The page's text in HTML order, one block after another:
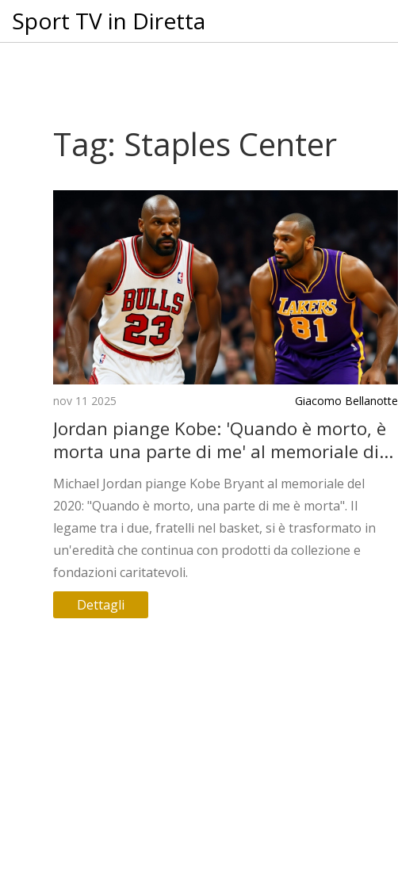
Sport TV in Diretta
Tag: Staples Center
nov 11 2025 Giacomo Bellanotte
Jordan piange Kobe: 'Quando è morto, è
morta una parte di me' al memoriale di
Los Angeles
Michael Jordan piange Kobe Bryant al memoriale del
2020: "Quando è morto, una parte di me è morta". Il
legame tra i due, fratelli nel basket, si è trasformato in
un'eredità che continua con prodotti da collezione e
fondazioni caritatevoli.
Dettagli